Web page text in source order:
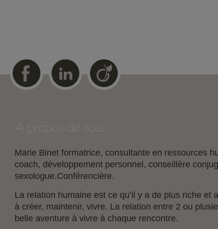
A propos de nous
Marie Binet formatrice, consultante en ressources
coach, développement personnel, conseillère
sexologue.Conférencière.
La relation humaine est ce qu’il y a de plus riche et
à créer, maintenir, vivre. La relation entre 2 ou
belle aventure à vivre à chaque rencontre.